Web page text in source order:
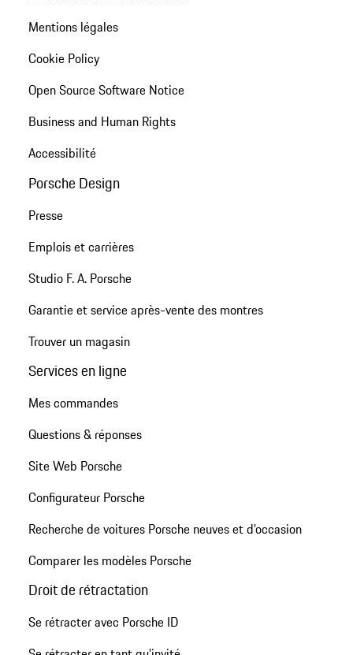
Mentions légales
Cookie Policy
Open Source Software Notice
Business and Human Rights
Accessibilité
Porsche Design
Presse
Emplois et carrières
Studio F. A. Porsche
Garantie et service après-vente des montres
Trouver un magasin
Services en ligne
Mes commandes
Questions & réponses
Site Web Porsche
Configurateur Porsche
Recherche de voitures Porsche neuves et d'occasion
Comparer les modèles Porsche
Droit de rétractation
Se rétracter avec Porsche ID